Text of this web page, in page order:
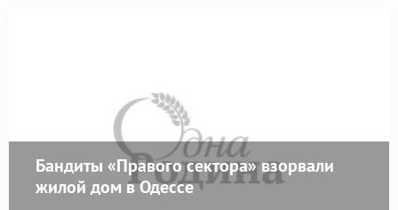
Бандиты «Правого сектора» взорвали
жилой дом в Одессе